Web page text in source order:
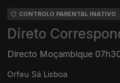
CONTROLO PARENTAL INATIVO
Direto
Directo Moçambique
Orfeu Sá Lisboa